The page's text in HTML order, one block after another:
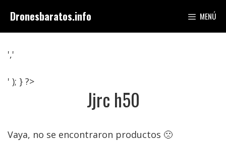
contenido
Dronesbaratos.info MENÚ
','
' ); } ?>
Jjrc h50
Vaya, no se encontraron productos 🙁